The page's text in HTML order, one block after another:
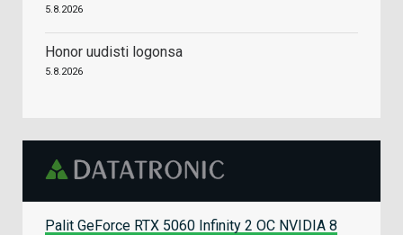
5.8.2026
Honor uudisti logonsa
5.8.2026
Palit GeForce RTX 5060 Infinity 2 OC NVIDIA 8